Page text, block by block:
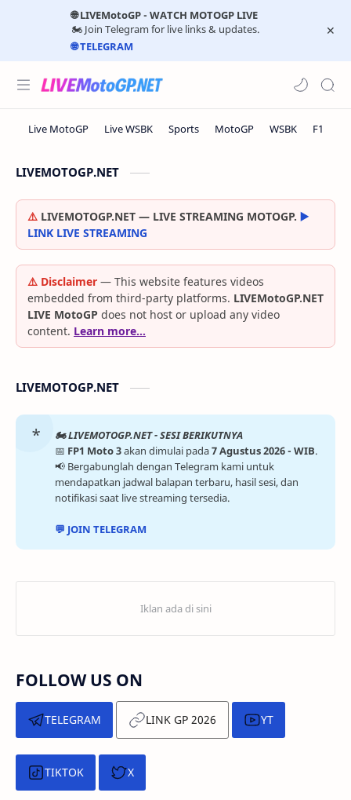
🌐 LIVEMotoGP - WATCH MOTOGP LIVE
🏍️ Join Telegram for live links & updates.
🌐 TELEGRAM
LIVEMOTOGP.NET
⚠️ LIVEMOTOGP.NET — LIVE STREAMING MOTOGP. ▶️
LINK LIVE STREAMING
⚠️ Disclaimer — This website features videos
embedded from third-party platforms. LIVEMotoGP.NET
LIVE MotoGP does not host or upload any video
content. Learn more…
LIVEMOTOGP.NET
🏍️ LIVEMOTOGP.NET - SESI BERIKUTNYA
📅 FP1 Moto 3akan dimulai pada7 Agustus 2026 - WIB.
📢 Bergabunglah dengan Telegram kami untuk
mendapatkan jadwal balapan terbaru, hasil sesi, dan
notifikasi saat live streaming tersedia.
💬 JOIN TELEGRAM
FOLLOW US ON
TELEGRAM LINK GP 2026 YT
TIKTOK X